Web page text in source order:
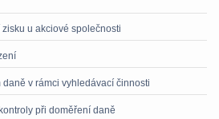
u akciové společnosti
v rámci vyhledávací činnosti
při doměření daně